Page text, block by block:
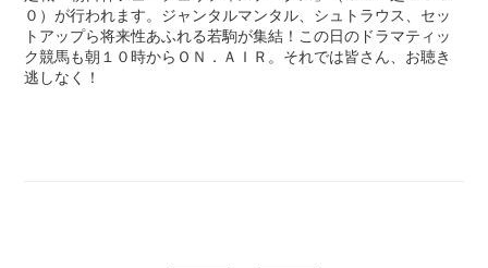
０）が行われます。ジャンタルマンタル、シュトラウス、セッ
トアップら将来性あふれる若駒が集結！この日のドラマティッ
ク競馬も朝１０時からＯＮ．ＡＩＲ。それでは皆さん、お聴き
逃しなく！